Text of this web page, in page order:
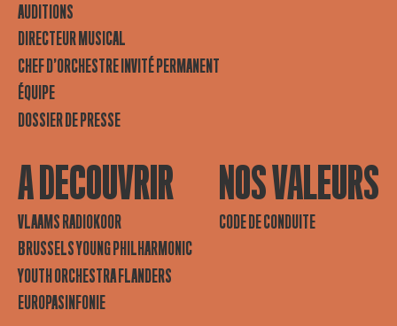
AUDITIONS
DIRECTEUR MUSICAL
CHEF D’ORCHESTRE INVITÉ PERMANENT
ÉQUIPE
DOSSIER DE PRESSE
A DECOUVRIR
VLAAMS RADIOKOOR
BRUSSELS YOUNG PHILHARMONIC
YOUTH ORCHESTRA FLANDERS
EUROPASINFONIE
NOS VALEURS
CODE DE CONDUITE